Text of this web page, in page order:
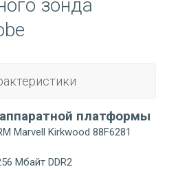
зонда
платформы
Marvell Kirkwood 88F6281
Мбайт DDR2